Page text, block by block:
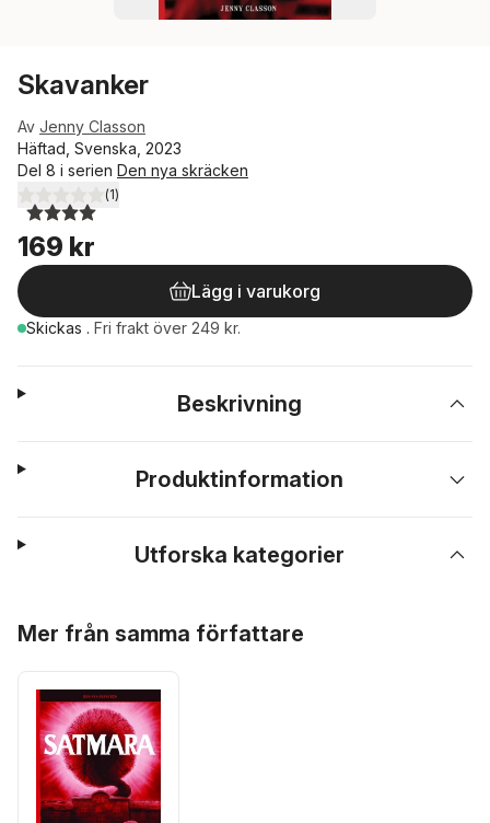
Skavanker
Av Jenny Classon
Häftad, Svenska, 2023
Del 8 i serien Den nya skräcken
4,0utav 5 stjärnor. Totalt antal röster:
(1)
169 kr
Lägg i varukorg
Skickas . Fri frakt över 249 kr.
Beskrivning
Produktinformation
Utforska kategorier
Mer från samma författare